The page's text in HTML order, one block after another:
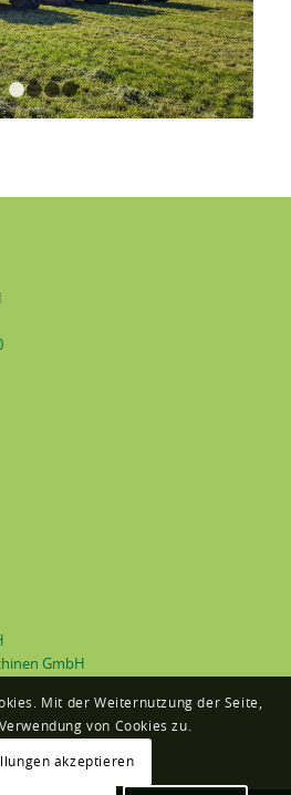
1 2 3 4
GmbH
Mit der Weiternutzung der Seite,
von Cookies zu.
akzeptieren